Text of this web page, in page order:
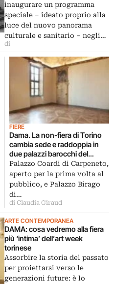
inaugurare un programma
speciale – ideato proprio alla
luce del nuovo panorama
culturale e sanitario – negli…
di
FIERE
Dama. La non-fiera di Torino
cambia sede e raddoppia in
due palazzi barocchi del
centro
Palazzo Coardi di Carpeneto,
aperto per la prima volta al
pubblico, e Palazzo Birago
di…
di Claudia Giraud
ARTE CONTEMPORANEA
DAMA: cosa vedremo alla fiera
più ‘intima’ dell’art week
torinese
Assorbire la storia del passato
per proiettarsi verso le
generazioni future: è lo